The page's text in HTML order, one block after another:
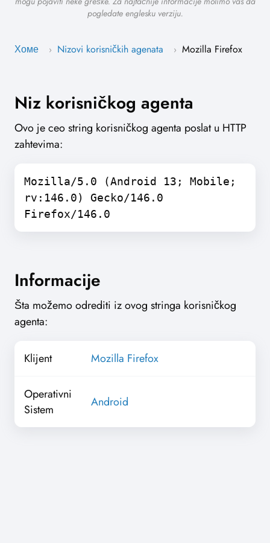
pogledate englesku verziju.
Хоме › Nizovi korisničkih agenata › Mozilla Firefox
Niz korisničkog agenta
Ovo je ceo string korisničkog agenta poslat u HTTP
zahtevima:
Mozilla/5.0 (Android 13; Mobile;
rv:146.0) Gecko/146.0
Firefox/146.0
Informacije
Šta možemo odrediti iz ovog stringa korisničkog
agenta:
Klijent Mozilla Firefox
Operativni
Sistem
Android